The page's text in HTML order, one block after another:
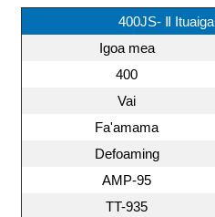
400JS- Ⅱ
Igoa mea
400
Vai
Fa'amama
Defoaming
AMP-95
TT-935